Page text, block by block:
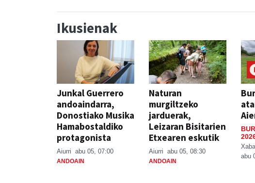
Ikusienak
Junkal Guerrero
andoaindarra,
Donostiako Musika
Hamabostaldiko
protagonista
Aiurri abu 05, 07:00
ANDOAIN
Naturan
murgiltzeko
jarduerak,
Leizaran Bisitarien
Etxearen eskutik
Aiurri abu 05, 08:30
ANDOAIN
abu